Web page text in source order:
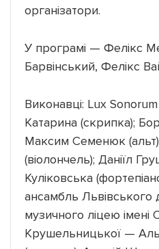
організатори.
У програмі — Фелікс
Барвінський, Фелікс
Виконавці: Lux
Катарина (скрипка);
Максим Семенюк
(віолончель); Даніїл
Куліковська
ансамбль Львівського
музичного ліцею імені
Крушельницької —